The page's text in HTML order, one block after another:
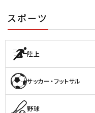
スポーツ
陸上
サッカー・フットサル
野球